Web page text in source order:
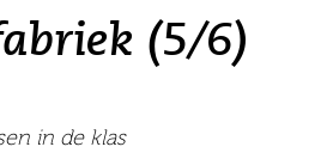
(5/6)
in de klas